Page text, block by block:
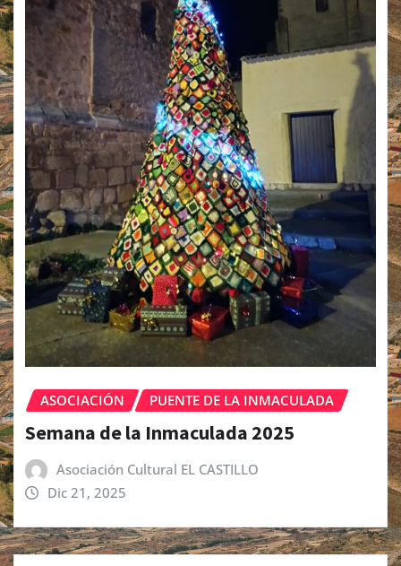
ASOCIACIÓN PUENTE DE LA INMACULADA
Semana de la Inmaculada 2025
Asociación Cultural EL CASTILLO
Dic 21, 2025